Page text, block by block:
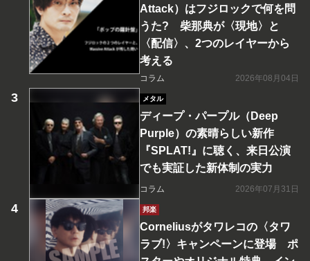
Attack）はフジロックで何を問
うた? 柴那典が〈現地〉と
〈配信〉、2つのレイヤーから
考える
コラム 2026年08月04日
メタル
ディープ・パープル（Deep
Purple）の素晴らしい新作
『SPLAT!』に聴く、来日公演
でも実証した新体制の実力
コラム 2026年07月31日
邦楽
Corneliusがタワレコの〈タワ
ラブ!〉キャンペーンに登場 ポ